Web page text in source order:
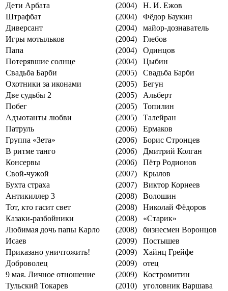
Дети Арбата
(2004)
Н. И. Ежов
Штрафбат
(2004)
Фёдор Баукин
Диверсант
(2004)
майор-дознаватель
Игры мотыльков
(2004)
Глебов
Папа
(2004)
Одинцов
Потерявшие солнце
(2004)
Цыбин
Свадьба Барби
(2005)
Свадьба Барби
Охотники за иконами
(2005)
Бегун
Две судьбы 2
(2005)
Альберт
Побег
(2005)
Топилин
Адъютанты любви
(2005)
Талейран
Патруль
(2006)
Ермаков
Группа «Зета»
(2006)
Борис Стронцев
В ритме танго
(2006)
Дмитрий Колган
Консервы
(2006)
Пётр Родионов
Свой-чужой
(2007)
Крылов
Бухта страха
(2007)
Виктор Корнеев
Антикиллер 3
(2008)
Волошин
Тот, кто гасит свет
(2008)
Николай Фёдоров
Казаки-разбойники
(2008)
«Старик»
Любимая дочь папы Карло
(2008)
бизнесмен Воронцов
Исаев
(2009)
Постышев
Приказано уничтожить!
(2009)
Хайнц Грейфе
Доброволец
(2009)
отец
9 мая. Личное отношение
(2009)
Костромитин
Тульский Токарев
(2010)
уголовник Варшава